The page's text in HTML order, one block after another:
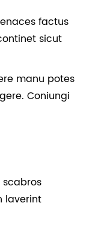
factus
sicut
manu potes
Coniungi
scabros
laverint